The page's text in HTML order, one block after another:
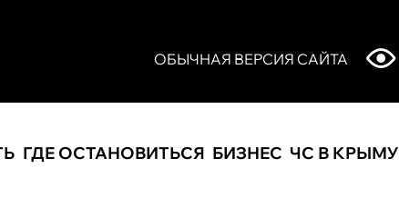
ОБЫЧНАЯ ВЕРСИЯ САЙТА
ГДЕ ОСТАНОВИТЬСЯ БИЗНЕС ЧС В КРЫМУ